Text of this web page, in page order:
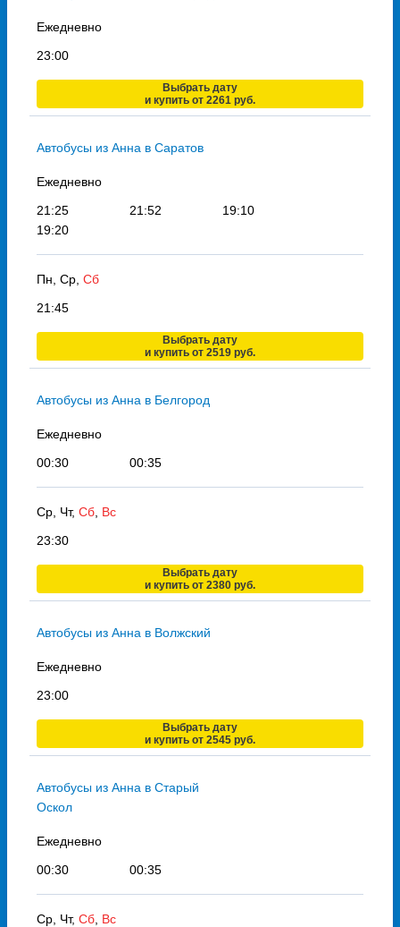
Ежедневно
23:00
Выбрать дату
и купить от 2261 руб.
Автобусы из Анна в Саратов
Ежедневно
21:25
21:52
19:10
19:20
Пн, Ср, Сб
21:45
Выбрать дату
и купить от 2519 руб.
Автобусы из Анна в Белгород
Ежедневно
00:30
00:35
Ср, Чт, Сб Вс
23:30
Выбрать дату
и купить от 2380 руб.
Автобусы из Анна в Волжский
Ежедневно
23:00
Выбрать дату
и купить от 2545 руб.
Автобусы из Анна в Старый
Оскол
Ежедневно
00:30
00:35
Ср, Чт, Сб Вс